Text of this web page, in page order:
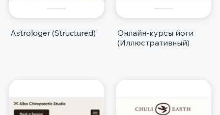
Astrologer (Structured)
Онлайн-курсы йоги
(Иллюстративный)